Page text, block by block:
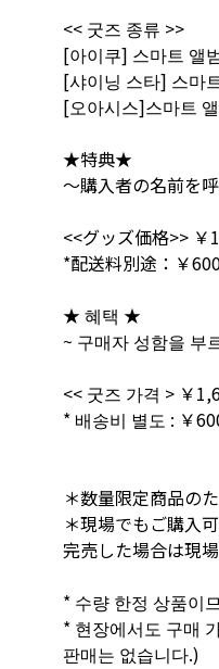
<< 굿즈 종류 >>
[아이쿠] 스마트 앨
[샤이닝 스타] 스마
[오아시스]스마트
★特典★
〜購入者の名前を
<<グッズ価格>> ￥
*配送料別途：￥
★ 혜택 ★
~ 구매자 성함을 부
<< 굿즈 가격 > ￥
* 배송비 별도 : ￥
＊数量限定商品の
＊現場でもご購入
完売した場合は現
* 수량 한정 상품이
* 현장에서도 구매
판매는 없습니다.)